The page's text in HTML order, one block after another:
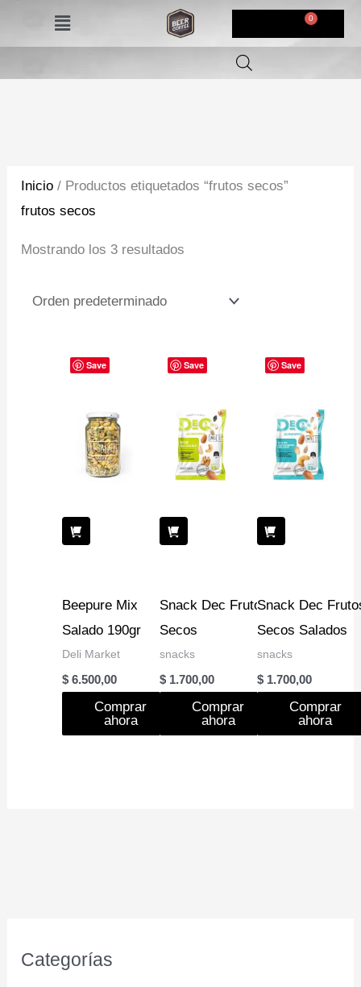
Menú
Categorías
Inicio / Productos etiquetados “frutos secos”
frutos secos
Mostrando los 3 resultados
Save
Beepure Mix
Salado 190gr
Deli Market
$ 6.500,00
Comprar
ahora
Save
Snack Dec Frutos
Secos
snacks
$ 1.700,00
Comprar
ahora
Save
Snack Dec
Secos Salados
snacks
$1.700,00
Comprar
ahora